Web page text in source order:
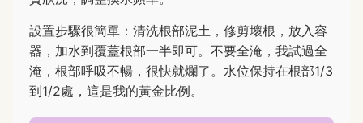
設置步驟很簡單：清洗根部泥土，修剪壞根，放入容
器，加水到覆蓋根部一半即可。不要全淹，我試過全
淹，根部呼吸不暢，很快就爛了。水位保持在根部1/3
到1/2處，這是我的黃金比例。